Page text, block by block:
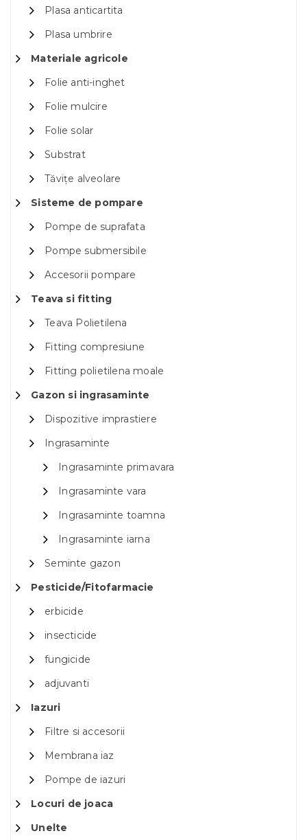
Plasa anticartita
Plasa umbrire
Materiale agricole
Folie anti-inghet
Folie mulcire
Folie solar
Substrat
Tăvițe alveolare
Sisteme de pompare
Pompe de suprafata
Pompe submersibile
Accesorii pompare
Teava si fitting
Teava Polietilena
Fitting compresiune
Fitting polietilena moale
Gazon si ingrasaminte
Dispozitive imprastiere
Ingrasaminte
Ingrasaminte primavara
Ingrasaminte vara
Ingrasaminte toamna
Ingrasaminte iarna
Seminte gazon
Pesticide/Fitofarmacie
erbicide
insecticide
fungicide
adjuvanti
Iazuri
Filtre si accesorii
Membrana iaz
Pompe de iazuri
Locuri de joaca
Unelte